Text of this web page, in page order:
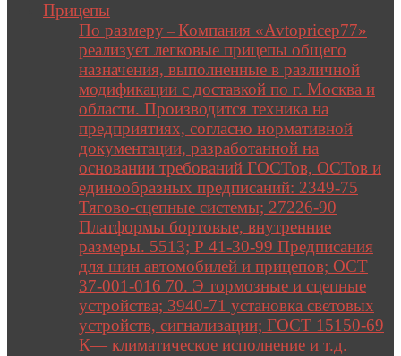
Прицепы
По размеру – Компания «Avtopricep77»
реализует легковые прицепы общего
назначения, выполненные в различной
модификации с доставкой по г. Москва и
области. Производится техника на
предприятиях, согласно нормативной
документации, разработанной на
основании требований ГОСТов, ОСТов и
единообразных предписаний: 2349-75
Тягово-сцепные системы; 27226-90
Платформы бортовые, внутренние
размеры. 5513; Р 41-30-99 Предписания
для шин автомобилей и прицепов; ОСТ
37-001-016 70. Э тормозные и сцепные
устройства; 3940-71 установка световых
устройств, сигнализации; ГОСТ 15150-69
К— климатическое исполнение и т.д.